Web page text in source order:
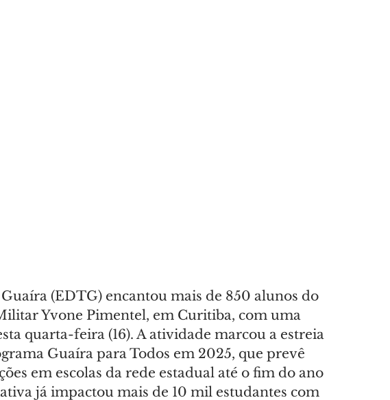
(EDTG) encantou mais de 850 alunos do
Yvone Pimentel, em Curitiba, com uma
quarta-feira (16). A atividade marcou a estreia
Guaíra para Todos em 2025, que prevê
em escolas da rede estadual até o fim do ano
já impactou mais de 10 mil estudantes com